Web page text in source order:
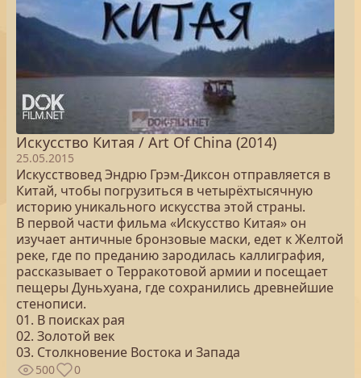
Искусство Китая / Art Of China (2014)
25.05.2015
Искусствовед Эндрю Грэм-Диксон отправляется в
Китай, чтобы погрузиться в четырёхтысячную
историю уникального искусства этой страны.
В первой части фильма «Искусство Китая» он
изучает античные бронзовые маски, едет к Желтой
реке, где по преданию зародилась каллиграфия,
рассказывает о Терракотовой армии и посещает
пещеры Дуньхуана, где сохранились древнейшие
стенописи.
01. В поисках рая
02. Золотой век
03. Столкновение Востока и Запада
500 0